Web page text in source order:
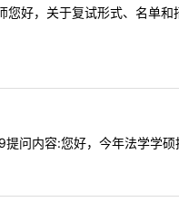
，关于复试形式、名单
内容:您好，今年法学学